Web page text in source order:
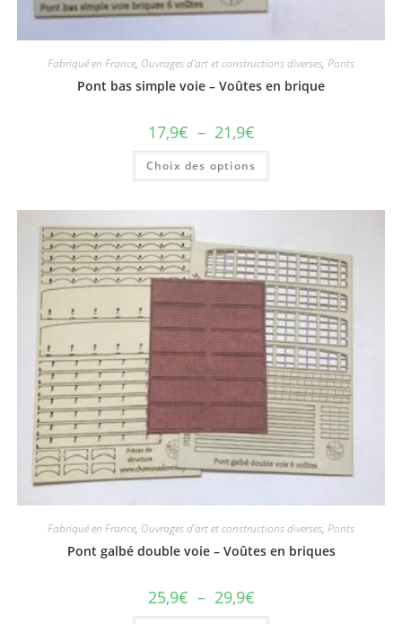
Fabriqué en France, Ouvrages d'art et constructions diverses, Ponts
Pont bas simple voie – Voûtes en brique
17,9€ – 21,9€
Choix des options
Fabriqué en France, Ouvrages d'art et constructions diverses, Ponts
Pont galbé double voie – Voûtes en briques
25,9€ – 29,9€